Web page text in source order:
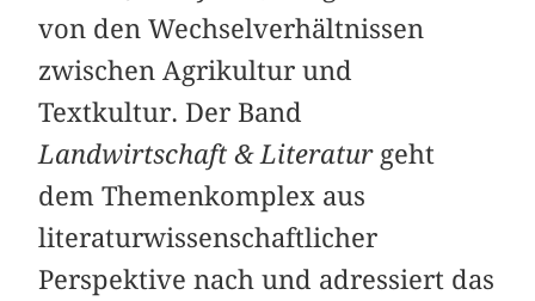
von den Wechselverhältnissen
zwischen Agrikultur und
Textkultur. Der Band
Landwirtschaft & Literaturgeht
dem Themenkomplex aus
literaturwissenschaftlicher
Perspektive nach und adressiert das